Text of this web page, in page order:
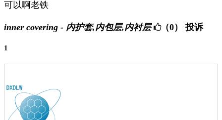
可以啊老铁
inner covering - 内护套,内包层,内衬层 （0） 投诉
1